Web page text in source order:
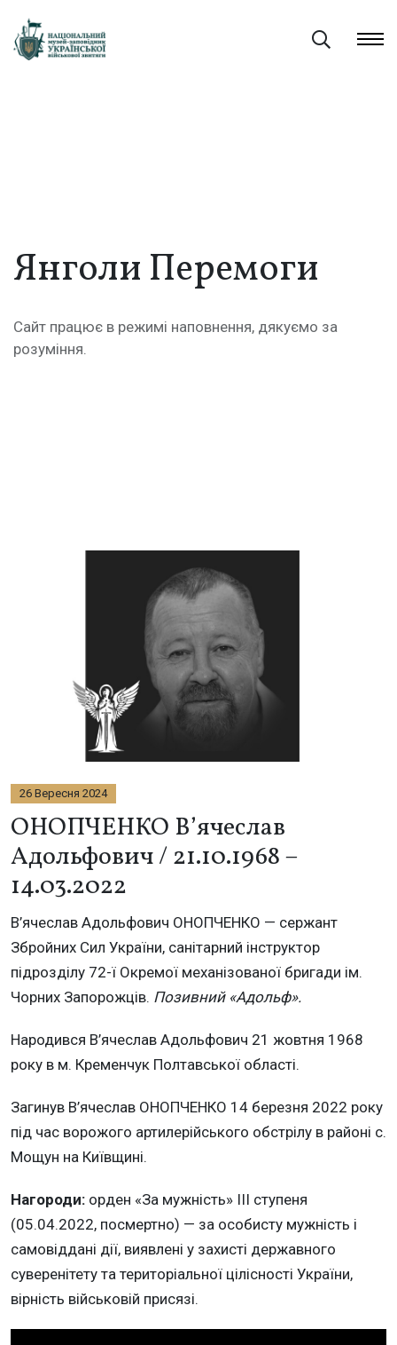
Янголи Перемоги
Сайт працює в режимі наповнення, дякуємо за
розуміння.
26 Вересня 2024
ОНОПЧЕНКО В’ячеслав
Адольфович / 21.10.1968 –
14.03.2022
В’ячеслав Адольфович ОНОПЧЕНКО — сержант
Збройних Сил України, санітарний інструктор
підрозділу 72-ї Окремої механізованої бригади ім.
Чорних Запорожців. Позивний «Адольф».
Народився В’ячеслав Адольфович 21 жовтня 1968
року в м. Кременчук Полтавської області.
Загинув В’ячеслав ОНОПЧЕНКО 14 березня 2022 року
під час ворожого артилерійського обстрілу в районі с.
Мощун на Київщині.
Нагороди: орден «За мужність» III ступеня
(05.04.2022, посмертно) — за особисту мужність і
самовіддані дії, виявлені у захисті державного
суверенітету та територіальної цілісності України,
вірність військовій присязі.